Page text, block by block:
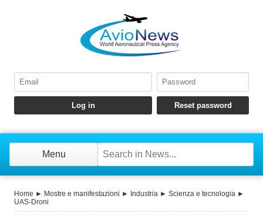
Menu
Home ► Mostre e manifestazioni ► Industria ► Scienza e tecnologia ►
UAS-Droni